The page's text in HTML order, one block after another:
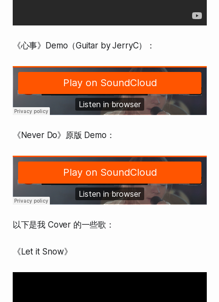
《心事》Demo（Guitar by JerryC）：
《Never Do》原版 Demo：
以下是我 Cover 的一些歌：
《Let it Snow》